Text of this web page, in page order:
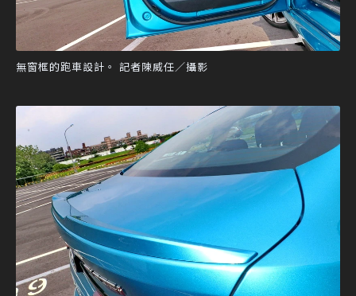
無窗框的跑車設計。 記者陳威任／攝影